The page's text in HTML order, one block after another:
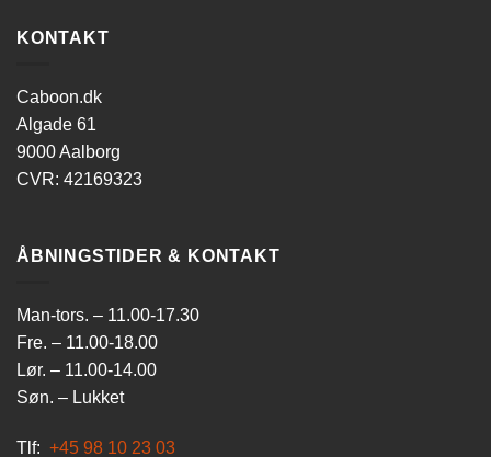
KONTAKT
Caboon.dk
Algade 61
9000 Aalborg
CVR: 42169323
ÅBNINGSTIDER & KONTAKT
Man-tors. – 11.00-17.30
Fre. – 11.00-18.00
Lør. – 11.00-14.00
Søn. – Lukket
Tlf: +45 98 10 23 03